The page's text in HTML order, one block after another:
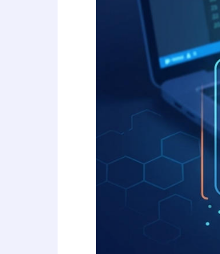
め